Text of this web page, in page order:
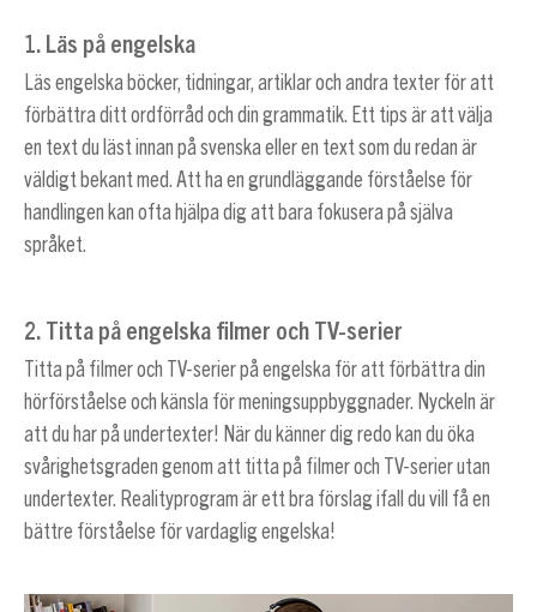
1. Läs på engelska
Läs engelska böcker, tidningar, artiklar och andra texter för att
förbättra ditt ordförråd och din grammatik. Ett tips är att välja
en text du läst innan på svenska eller en text som du redan är
väldigt bekant med. Att ha en grundläggande förståelse för
handlingen kan ofta hjälpa dig att bara fokusera på själva
språket.
2. Titta på engelska filmer och TV-serier
Titta på filmer och TV-serier på engelska för att förbättra din
hörförståelse och känsla för meningsuppbyggnader. Nyckeln är
att du har på undertexter! När du känner dig redo kan du öka
svårighetsgraden genom att titta på filmer och TV-serier utan
undertexter. Realityprogram är ett bra förslag ifall du vill få en
bättre förståelse för vardaglig engelska!